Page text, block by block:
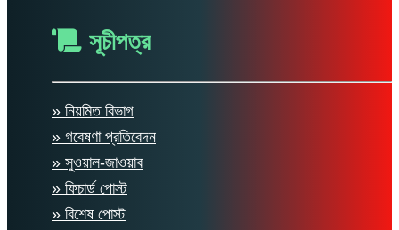
সূচীপত্র
» নিয়মিত বিভাগ
» গবেষণা প্রতিবেদন
» সুওয়াল-জাওয়াব
» ফিচার্ড পোস্ট
» বিশেষ পোস্ট